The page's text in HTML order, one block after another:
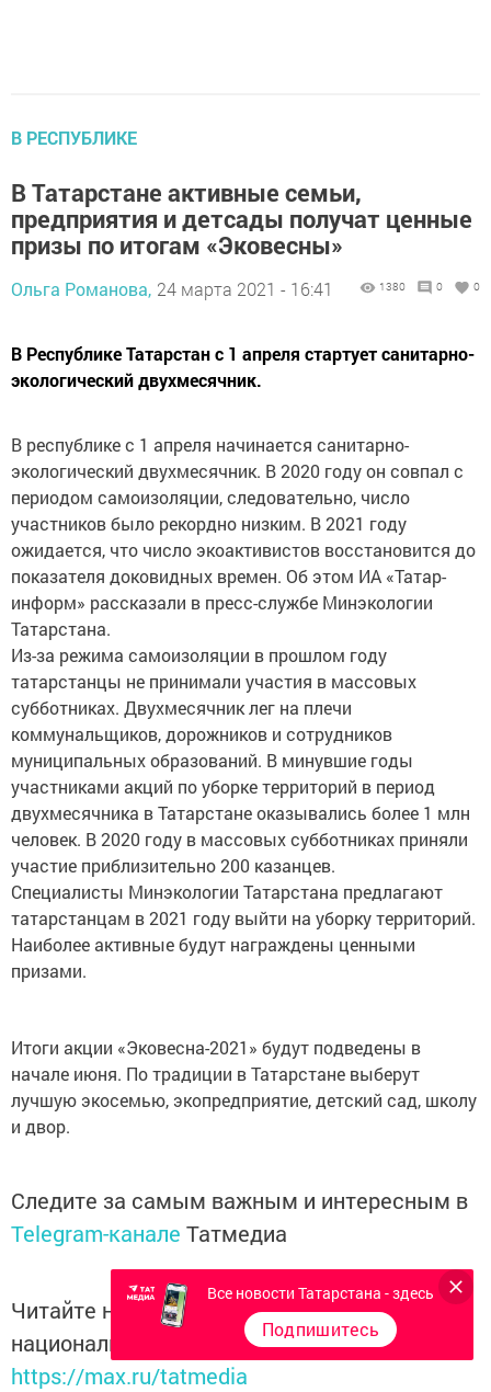
В РЕСПУБЛИКЕ
В Татарстане активные семьи,
предприятия и детсады получат ценные
призы по итогам «Эковесны»
Ольга Романова, 24 марта 2021 - 16:41 1380 0 0
В Республике Татарстан с 1 апреля стартует санитарно-
экологический двухмесячник.
В республике с 1 апреля начинается санитарно-
экологический двухмесячник. В 2020 году он совпал с
периодом самоизоляции, следовательно, число
участников было рекордно низким. В 2021 году
ожидается, что число экоактивистов восстановится до
показателя доковидных времен. Об этом ИА «Татар-
информ» рассказали в пресс-службе Минэкологии
Татарстана.
Из-за режима самоизоляции в прошлом году
татарстанцы не принимали участия в массовых
субботниках. Двухмесячник лег на плечи
коммунальщиков, дорожников и сотрудников
муниципальных образований. В минувшие годы
участниками акций по уборке территорий в период
двухмесячника в Татарстане оказывались более 1 млн
человек. В 2020 году в массовых субботниках приняли
участие приблизительно 200 казанцев.
Специалисты Минэкологии Татарстана предлагают
татарстанцам в 2021 году выйти на уборку территорий.
Наиболее активные будут награждены ценными
призами.
Итоги акции «Эковесна-2021» будут подведены в
начале июня. По традиции в Татарстане выберут
лучшую экосемью, экопредприятие, детский сад, школу
и двор.
Следите за самым важным и интересным в
Telegram-канале Татмедиа
Читайте новости Татарстана в
национальном мессенджере MАХ:
https://max.ru/tatmedia
Все новости Татарстана - здесь
Подпишитесь